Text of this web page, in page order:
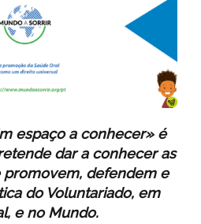
espaço a conhecer» é
dar a conhecer as
promovem, defendem e
do Voluntariado, em
e no Mundo.